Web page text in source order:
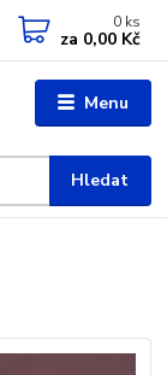
Menu
Hledat
0 ks
za 0,00 Kč